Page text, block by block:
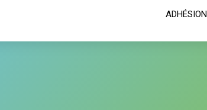
ADHÉSION